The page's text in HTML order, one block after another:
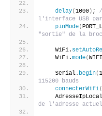
delay(1000 ) ;
l'interface USB
pinMode(
"sortie" de la
    WiFi.
    WiFi.
mode(
    Serial.
begin(
115200 bauds
connecterWifi
de l'adresse